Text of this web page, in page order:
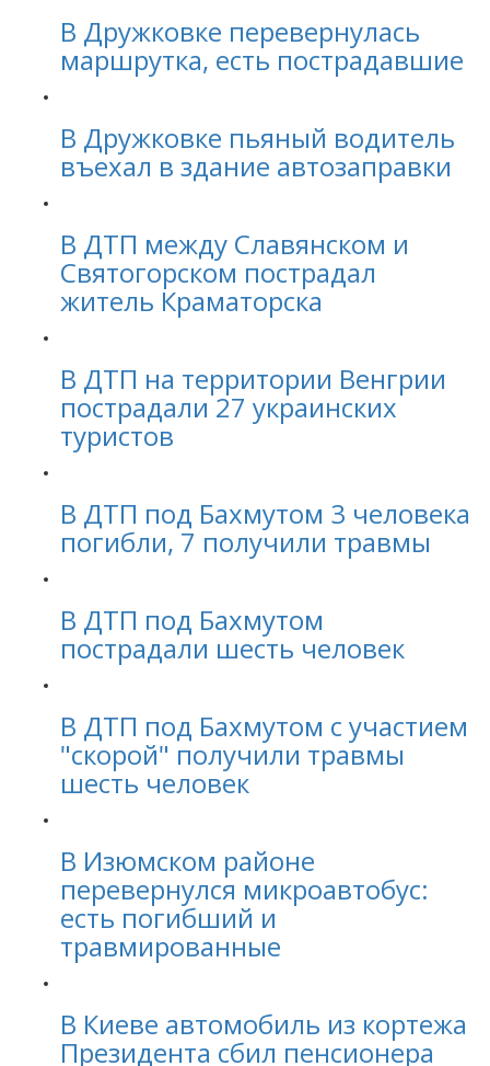
В Дружковке перевернулась
маршрутка, есть пострадавшие
В Дружковке пьяный водитель
въехал в здание автозаправки
В ДТП между Славянском и
Святогорском пострадал
житель Краматорска
В ДТП на территории Венгрии
пострадали 27 украинских
туристов
В ДТП под Бахмутом 3 человека
погибли, 7 получили травмы
В ДТП под Бахмутом
пострадали шесть человек
В ДТП под Бахмутом с участием
"скорой" получили травмы
шесть человек
В Изюмском районе
перевернулся микроавтобус:
есть погибший и
травмированные
В Киеве автомобиль из кортежа
Президента сбил пенсионера